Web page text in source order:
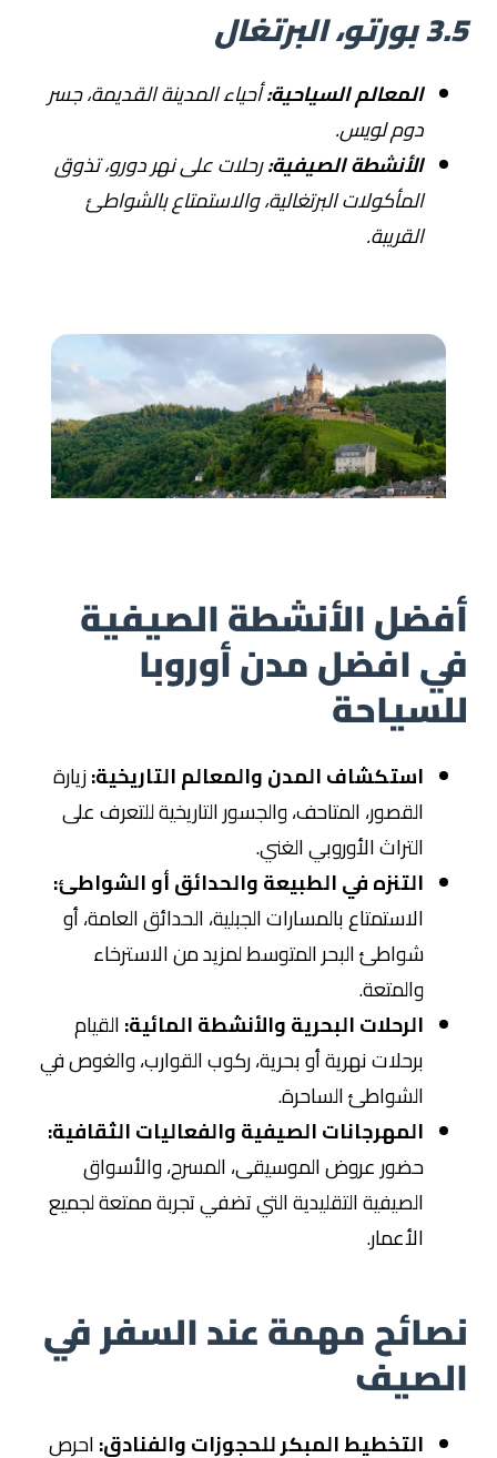
3.5 بورتو، البرتغال
المعالم السياحية:أحياء المدينة القديمة، جسر
دوم لويس.
الأنشطة الصيفية:رحلات على نهر دورو، تذوق
المأكولات البرتغالية، والاستمتاع بالشواطئ
القريبة.
أفضل الأنشطة الصيفية
في افضل مدن أوروبا
للسياحة
استكشاف المدن والمعالم التاريخية:زيارة
القصور، المتاحف، والجسور التاريخية للتعرف على
التراث الأوروبي الغني.
التنزه في الطبيعة والحدائق أو الشواطئ:
الاستمتاع بالمسارات الجبلية، الحدائق العامة، أو
شواطئ البحر المتوسط لمزيد من الاسترخاء
والمتعة.
الرحلات البحرية والأنشطة المائية:القيام
برحلات نهرية أو بحرية، ركوب القوارب، والغوص في
الشواطئ الساحرة.
المهرجانات الصيفية والفعاليات الثقافية:
حضور عروض الموسيقى، المسرح، والأسواق
الصيفية التقليدية التي تضفي تجربة ممتعة لجميع
الأعمار.
نصائح مهمة عند السفر في
الصيف
التخطيط المبكر للحجوزات والفنادق:احرص